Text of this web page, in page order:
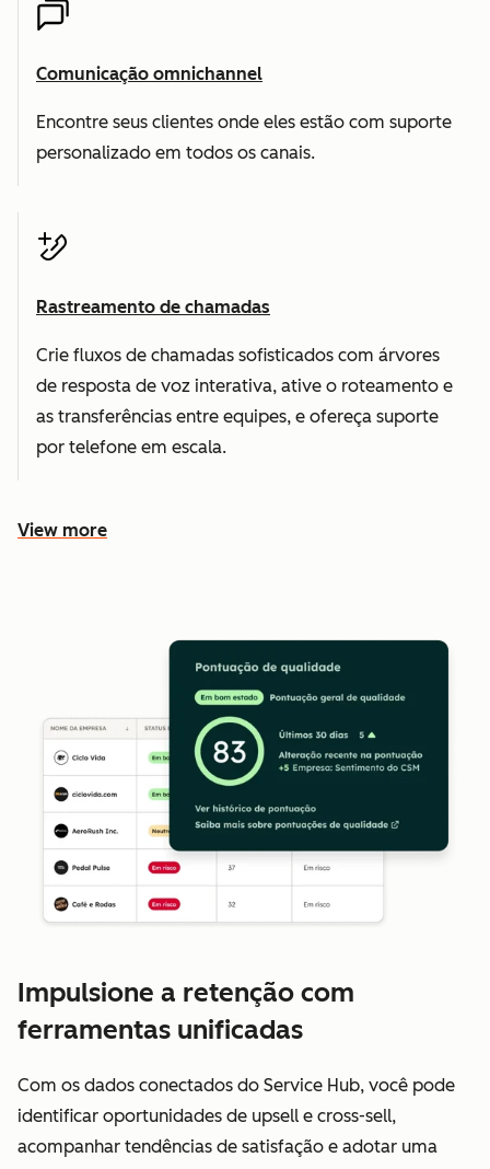
Comunicação omnichannel
Encontre seus clientes onde eles estão com suporte
personalizado em todos os canais.
Rastreamento de chamadas
Crie fluxos de chamadas sofisticados com árvores
de resposta de voz interativa, ative o roteamento e
as transferências entre equipes, e ofereça suporte
por telefone em escala.
View more
Impulsione a retenção com
ferramentas unificadas
Com os dados conectados do Service Hub, você pode
identificar oportunidades de upsell e cross-sell,
acompanhar tendências de satisfação e adotar uma